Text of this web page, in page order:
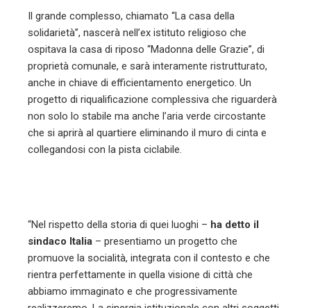
Il grande complesso, chiamato “La casa della
solidarietà”, nascerà nell’ex istituto religioso che
ospitava la casa di riposo “Madonna delle Grazie”, di
proprietà comunale, e sarà interamente ristrutturato,
anche in chiave di efficientamento energetico. Un
progetto di riqualificazione complessiva che riguarderà
non solo lo stabile ma anche l’aria verde circostante
che si aprirà al quartiere eliminando il muro di cinta e
collegandosi con la pista ciclabile.
“Nel rispetto della storia di quei luoghi – ha detto il
sindaco Italia – presentiamo un progetto che
promuove la socialità, integrata con il contesto e che
rientra perfettamente in quella visione di città che
abbiamo immaginato e che progressivamente